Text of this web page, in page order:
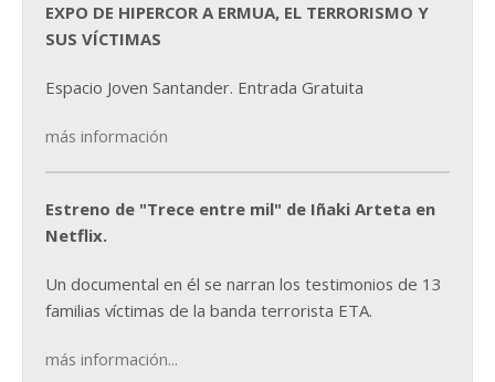
EXPO DE HIPERCOR A ERMUA, EL TERRORISMO Y
SUS VÍCTIMAS
Espacio Joven Santander. Entrada Gratuita
más información
Estreno de "Trece entre mil" de Iñaki Arteta en
Netflix.
Un documental en él se narran los testimonios de 13
familias víctimas de la banda terrorista ETA.
más información...